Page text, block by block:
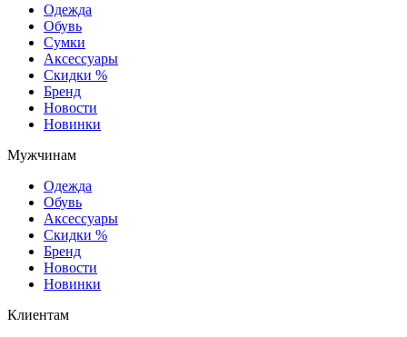
Одежда
Обувь
Сумки
Аксессуары
Скидки %
Бренд
Новости
Новинки
Мужчинам
Одежда
Обувь
Аксессуары
Скидки %
Бренд
Новости
Новинки
Клиентам